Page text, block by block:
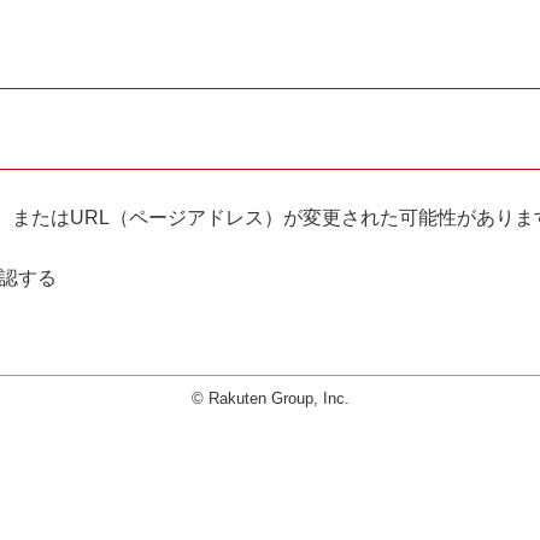
たはURL（ページアドレス）が変更された可能性がありま
する
© Rakuten Group, Inc.